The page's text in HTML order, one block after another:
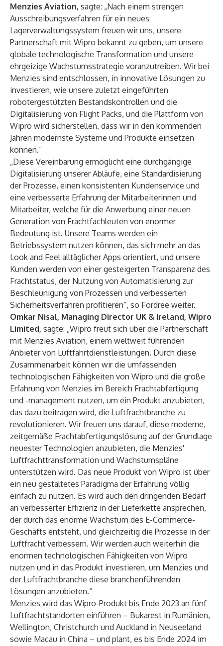
Menzies Aviation, sagte: „Nach einem strengen
Ausschreibungsverfahren für ein neues
Lagerverwaltungssystem freuen wir uns, unsere
Partnerschaft mit Wipro bekannt zu geben, um unsere
globale technologische Transformation und unsere
ehrgeizige Wachstumsstrategie voranzutreiben. Wir bei
Menzies sind entschlossen, in innovative Lösungen zu
investieren, wie unsere zuletzt eingeführten
robotergestützten Bestandskontrollen und die
Digitalisierung von Flight Packs, und die Plattform von
Wipro wird sicherstellen, dass wir in den kommenden
Jahren modernste Systeme und Produkte einsetzen
können.“
„Diese Vereinbarung ermöglicht eine durchgängige
Digitalisierung unserer Abläufe, eine Standardisierung
der Prozesse, einen konsistenten Kundenservice und
eine verbesserte Erfahrung der Mitarbeiterinnen und
Mitarbeiter, welche für die Anwerbung einer neuen
Generation von Frachtfachleuten von enormer
Bedeutung ist. Unsere Teams werden ein
Betriebssystem nutzen können, das sich mehr an das
Look and Feel alltäglicher Apps orientiert, und unsere
Kunden werden von einer gesteigerten Transparenz des
Frachtstatus, der Nutzung von Automatisierung zur
Beschleunigung von Prozessen und verbesserten
Sicherheitsverfahren profitieren“, so Fordree weiter.
Omkar Nisal, Managing Director UK & Ireland, Wipro
Limited, sagte: „Wipro freut sich über die Partnerschaft
mit Menzies Aviation, einem weltweit führenden
Anbieter von Luftfahrtdienstleistungen. Durch diese
Zusammenarbeit können wir die umfassenden
technologischen Fähigkeiten von Wipro und die große
Erfahrung von Menzies im Bereich Frachtabfertigung
und -management nutzen, um ein Produkt anzubieten,
das dazu beitragen wird, die Luftfrachtbranche zu
revolutionieren. Wir freuen uns darauf, diese moderne,
zeitgemäße Frachtabfertigungslösung auf der Grundlage
neuester Technologien anzubieten, die Menzies'
Luftfrachttransformation und Wachstumspläne
unterstützen wird. Das neue Produkt von Wipro ist über
ein neu gestaltetes Paradigma der Erfahrung völlig
einfach zu nutzen. Es wird auch den dringenden Bedarf
an verbesserter Effizienz in der Lieferkette ansprechen,
der durch das enorme Wachstum des E-Commerce-
Geschäfts entsteht, und gleichzeitig die Prozesse in der
Luftfracht verbessern. Wir werden auch weiterhin die
enormen technologischen Fähigkeiten von Wipro
nutzen und in das Produkt investieren, um Menzies und
der Luftfrachtbranche diese branchenführenden
Lösungen anzubieten.“
Menzies wird das Wipro-Produkt bis Ende 2023 an fünf
Luftfrachtstandorten einführen – Bukarest in Rumänien,
Wellington, Christchurch und Auckland in Neuseeland
sowie Macau in China – und plant, es bis Ende 2024 im